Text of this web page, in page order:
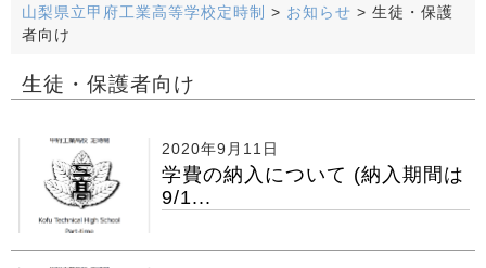
山梨県立甲府工業高等学校定時制 > お知らせ > 生徒・保護
者向け
生徒・保護者向け
2020年9月11日
学費の納入について (納入期間は
9/1...